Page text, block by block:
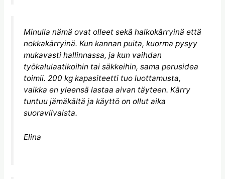
Minulla nämä ovat olleet sekä halkokärryinä että
nokkakärryinä. Kun kannan puita, kuorma pysyy
mukavasti hallinnassa, ja kun vaihdan
työkalulaatikoihin tai säkkeihin, sama perusidea
toimii. 200 kg kapasiteetti tuo luottamusta,
vaikka en yleensä lastaa aivan täyteen. Kärry
tuntuu jämäkältä ja käyttö on ollut aika
suoraviivaista.
Elina